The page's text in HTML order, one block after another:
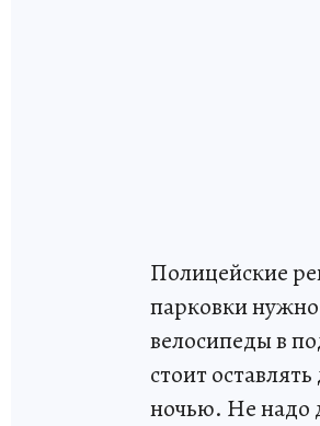
Полицейские
парковки
велосипеды в
стоит
ночью. Не надо